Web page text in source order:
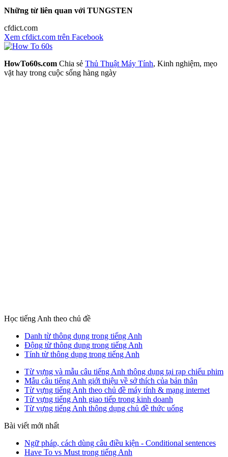
Những từ liên quan với TUNGSTEN
cfdict.com
Xem cfdict.com trên Facebook
HowTo60s.com Chia sẻ Thủ Thuật Máy Tính, Kinh nghiệm, mẹo
vặt hay trong cuộc sống hàng ngày
Học tiếng Anh theo chủ đề
Danh từ thông dụng trong tiếng Anh
Động từ thông dụng trong tiếng Anh
Tính từ thông dụng trong tiếng Anh
Từ vựng và mẫu câu tiếng Anh thông dụng tại rạp chiếu phim
Mẫu câu tiếng Anh giới thiệu về sở thích của bản thân
Từ vựng tiếng Anh theo chủ đề máy tính & mạng internet
Từ vựng tiếng Anh giao tiếp trong kinh doanh
Từ vựng tiếng Anh thông dụng chủ đề thức uống
Bài viết mới nhất
Ngữ pháp, cách dùng câu điều kiện - Conditional sentences
Have To vs Must trong tiếng Anh